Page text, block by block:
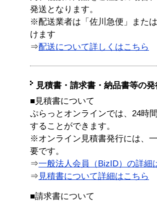
発送となります。
※配送業者は「佐川急便」また
けます
⇒配送について詳しくはこちら
見積書・請求書・納品書等の
■見積書について
ぷらっとオンラインでは、24時
することができます。
※オンライン見積書発行には、
要です。
⇒一般法人会員（BizID）の詳細
⇒ 見積書について詳細はこちら
■請求書について